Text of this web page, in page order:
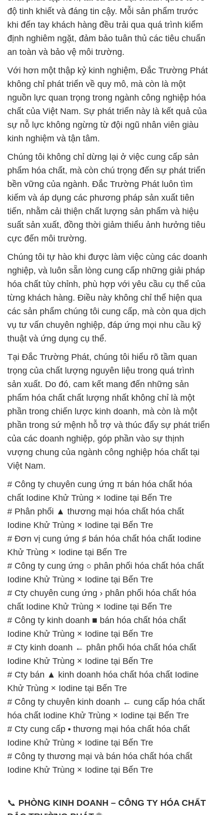
Với hơn một thập kỷ kinh nghiệm, Đắc Trường Phát
không chỉ phát triển về quy mô, mà còn là một
nguồn lực quan trọng trong ngành công nghiệp hóa
chất của Việt Nam. Sự phát triển này là kết quả của
sự nỗ lực không ngừng từ đội ngũ nhân viên giàu
kinh nghiệm và tận tâm.
Chúng tôi không chỉ dừng lại ở việc cung cấp sản
phẩm hóa chất, mà còn chú trọng đến sự phát triển
bền vững của ngành. Đắc Trường Phát luôn tìm
kiếm và áp dụng các phương pháp sản xuất tiên
tiến, nhằm cải thiện chất lượng sản phẩm và hiệu
suất sản xuất, đồng thời giảm thiểu ảnh hưởng tiêu
cực đến môi trường.
Chúng tôi tự hào khi được làm việc cùng các doanh
nghiệp, và luôn sẵn lòng cung cấp những giải pháp
hóa chất tùy chỉnh, phù hợp với yêu cầu cụ thể của
từng khách hàng. Điều này không chỉ thể hiện qua
các sản phẩm chúng tôi cung cấp, mà còn qua dịch
vụ tư vấn chuyên nghiệp, đáp ứng mọi nhu cầu kỹ
thuật và ứng dụng cụ thể.
Tại Đắc Trường Phát, chúng tôi hiểu rõ tầm quan
trọng của chất lượng nguyên liệu trong quá trình
sản xuất. Do đó, cam kết mang đến những sản
phẩm hóa chất chất lượng nhất không chỉ là một
phần trong chiến lược kinh doanh, mà còn là một
phần trong sứ mệnh hỗ trợ và thúc đẩy sự phát triển
của các doanh nghiệp, góp phần vào sự thịnh
vượng chung của ngành công nghiệp hóa chất tại
Việt Nam.
# Công ty chuyên cung ứng π bán hóa chất hóa
chất Iodine Khử Trùng × Iodine tại Bến Tre
# Phân phối ▲ thương mại hóa chất hóa chất
Iodine Khử Trùng × Iodine tại Bến Tre
# Đơn vị cung ứng ♯ bán hóa chất hóa chất Iodine
Khử Trùng × Iodine tại Bến Tre
# Công ty cung ứng ○ phân phối hóa chất hóa chất
Iodine Khử Trùng × Iodine tại Bến Tre
# Cty chuyên cung ứng › phân phối hóa chất hóa
chất Iodine Khử Trùng × Iodine tại Bến Tre
# Công ty kinh doanh ■ bán hóa chất hóa chất
Iodine Khử Trùng × Iodine tại Bến Tre
# Cty kinh doanh ← phân phối hóa chất hóa chất
Iodine Khử Trùng × Iodine tại Bến Tre
# Cty bán ▲ kinh doanh hóa chất hóa chất Iodine
Khử Trùng × Iodine tại Bến Tre
# Công ty chuyên kinh doanh ← cung cấp hóa chất
hóa chất Iodine Khử Trùng × Iodine tại Bến Tre
# Cty cung cấp • thương mại hóa chất hóa chất
Iodine Khử Trùng × Iodine tại Bến Tre
# Công ty thương mại và bán hóa chất hóa chất
Iodine Khử Trùng × Iodine tại Bến Tre
📞PHÒNG KINH DOANH – CÔNG TY HÓA CHẤT
ĐẮC TRƯỜNG PHÁT 🌐
🌐 Website: https://hoachattayrua.net/
– 0933.920.505 – 028.3504.5555